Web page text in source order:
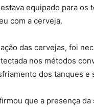
equipado para
com a cerveja.
das cervejas, foi
nos métodos
dos tanques
que a presença